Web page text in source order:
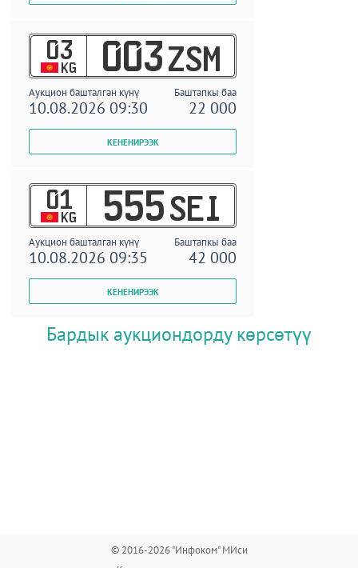
03
KG 003 ZSM
Аукцион башталган күнү Баштапкы баа
10.08.2026 09:30 22 000
01
KG 555 SEI
Аукцион башталган күнү Баштапкы баа
10.08.2026 09:35 42 000
Бардык аукциондорду көрсөтүү
© 2016-2026 "Инфоком" МИси